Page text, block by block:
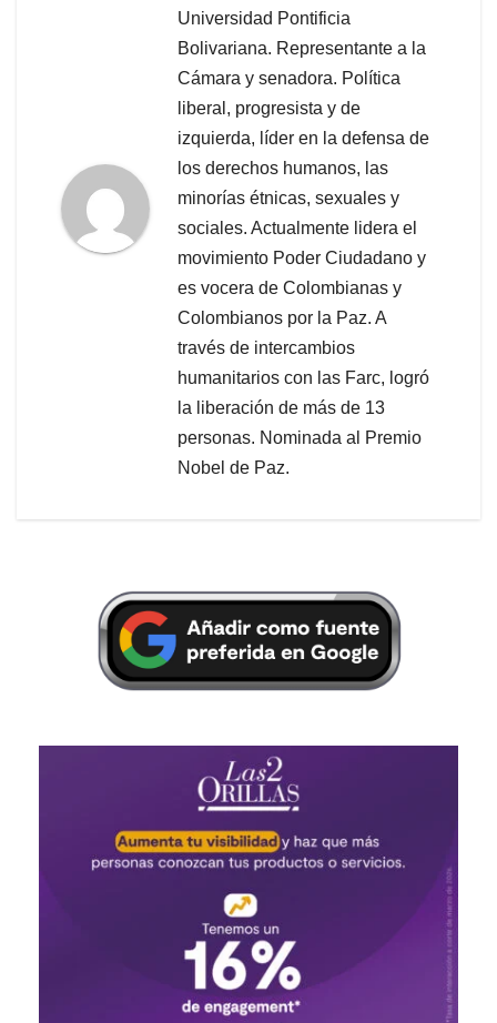
Universidad Pontificia
Bolivariana. Representante a la
Cámara y senadora. Política
liberal, progresista y de
izquierda, líder en la defensa de
los derechos humanos, las
minorías étnicas, sexuales y
sociales. Actualmente lidera el
movimiento Poder Ciudadano y
es vocera de Colombianas y
Colombianos por la Paz. A
través de intercambios
humanitarios con las Farc, logró
la liberación de más de 13
personas. Nominada al Premio
Nobel de Paz.